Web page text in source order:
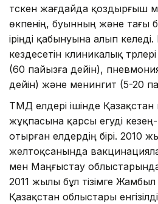
түскен жағдайда қоздырғыш
өкпенің, буынның және тағы
іріңді қабынуына алып
кездесетін клиникалық
(60 пайызға дейін),
дейін) және менингит (5-20
ТМД елдері ішінде
жұқпасына қарсы егуді кезең-
отырған елдердің бірі. 2010
желтоқсанында
мен Маңғыстау облыстарында
2011 жылы бұл тізімге Жамбыл
Қазақстан облыстары